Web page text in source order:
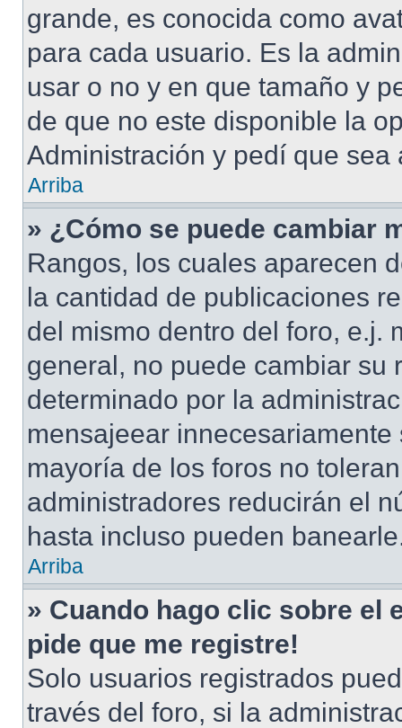
grande, es conocida como
para cada usuario. Es la
usar o no y en que tamaño y
de que no este disponible la
Administración y pedí que sea
Arriba
» ¿Cómo se puede cambiar
Rangos, los cuales aparecen
la cantidad de publicaciones
del mismo dentro del foro, e.j.
general, no puede cambiar su
determinado por la
mensajeear
mayoría de los foros no
administradores reducirán el
hasta incluso pueden
Arriba
» Cuando hago clic sobre el
pide que me registre!
Solo usuarios registrados
través del foro, si la